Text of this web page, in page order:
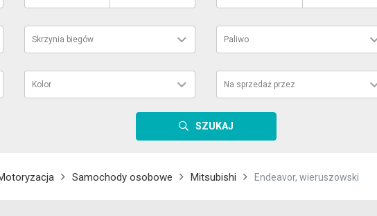
Skrzynia biegów Paliwo
Kolor Na sprzedaż przez
SZUKAJ
Samochody osobowe Mitsubishi Endeavor, wieruszowski